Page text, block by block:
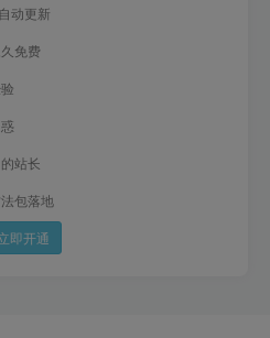
动更新
免费
站长
包落地
即开通